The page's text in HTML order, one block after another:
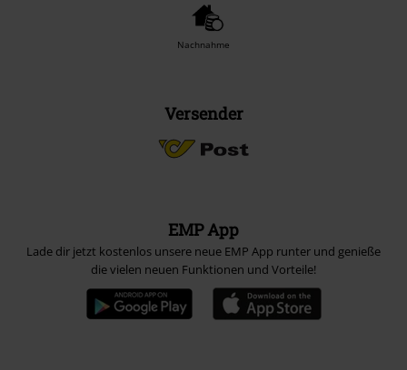
Nachnahme
Versender
EMP App
Lade dir jetzt kostenlos unsere neue EMP App runter und genieße
die vielen neuen Funktionen und Vorteile!